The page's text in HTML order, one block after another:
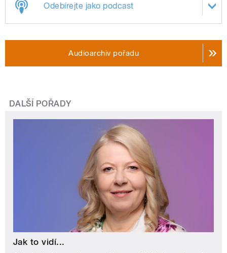
Odebírejte jako podcast
Audioarchiv pořadu
DALŠÍ POŘADY
Jak to vidí...